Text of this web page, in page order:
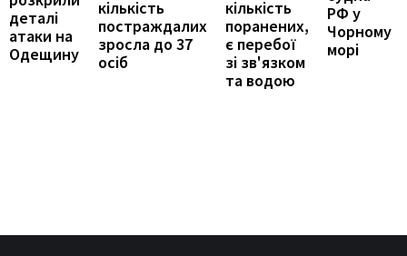
деталі
атаки на
Одещину
кількість
постраждалих
зросла до 37
осіб
кількість
поранених,
є перебої
зі зв'язком
та водою
РФ у
Чорному
морі